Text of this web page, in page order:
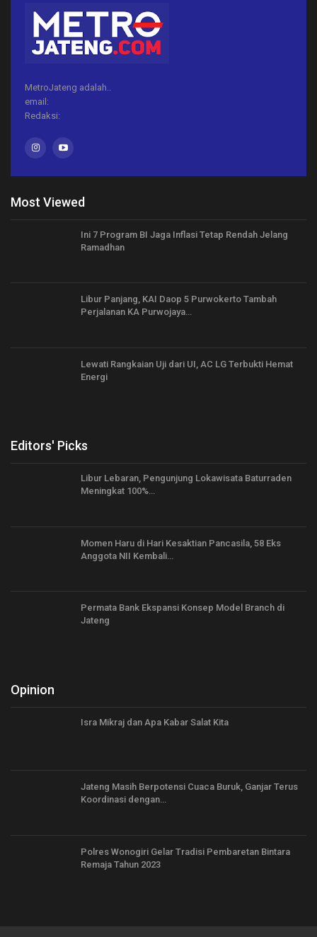
MetroJateng adalah..
email:
Redaksi:
Most Viewed
Ini 7 Program BI Jaga Inflasi Tetap Rendah Jelang
Ramadhan
Libur Panjang, KAI Daop 5 Purwokerto Tambah
Perjalanan KA Purwojaya…
Lewati Rangkaian Uji dari UI, AC LG Terbukti Hemat
Energi
Editors' Picks
Libur Lebaran, Pengunjung Lokawisata Baturraden
Meningkat 100%…
Momen Haru di Hari Kesaktian Pancasila, 58 Eks
Anggota NII Kembali…
Permata Bank Ekspansi Konsep Model Branch di
Jateng
Opinion
Isra Mikraj dan Apa Kabar Salat Kita
Jateng Masih Berpotensi Cuaca Buruk, Ganjar Terus
Koordinasi dengan…
Polres Wonogiri Gelar Tradisi Pembaretan Bintara
Remaja Tahun 2023